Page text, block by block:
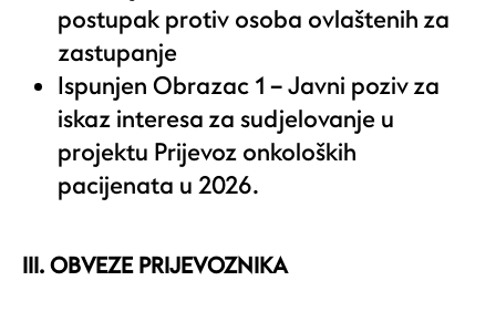
postupak protiv osoba ovlaštenih za
zastupanje
Ispunjen Obrazac 1 –Javni poziv za
iskaz interesa za sudjelovanje u
projektu Prijevoz onkoloških
pacijenata u 2026.
III. OBVEZE PRIJEVOZNIKA